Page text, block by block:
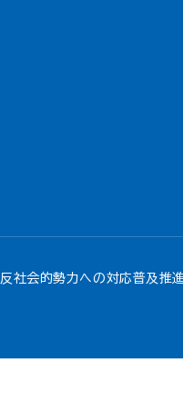
反社会的勢力への対応普及推